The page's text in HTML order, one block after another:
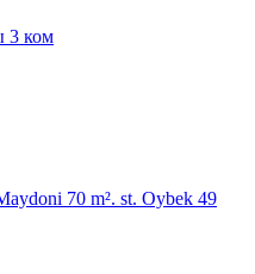
3 ком
70 m². st. Oybek 49